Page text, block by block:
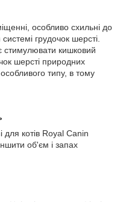
особливо схильні до
грудочок шерсті.
стимулювати кишковий
шерсті природних
типу, в тому
для котів Royal Canin
об'єм і запах